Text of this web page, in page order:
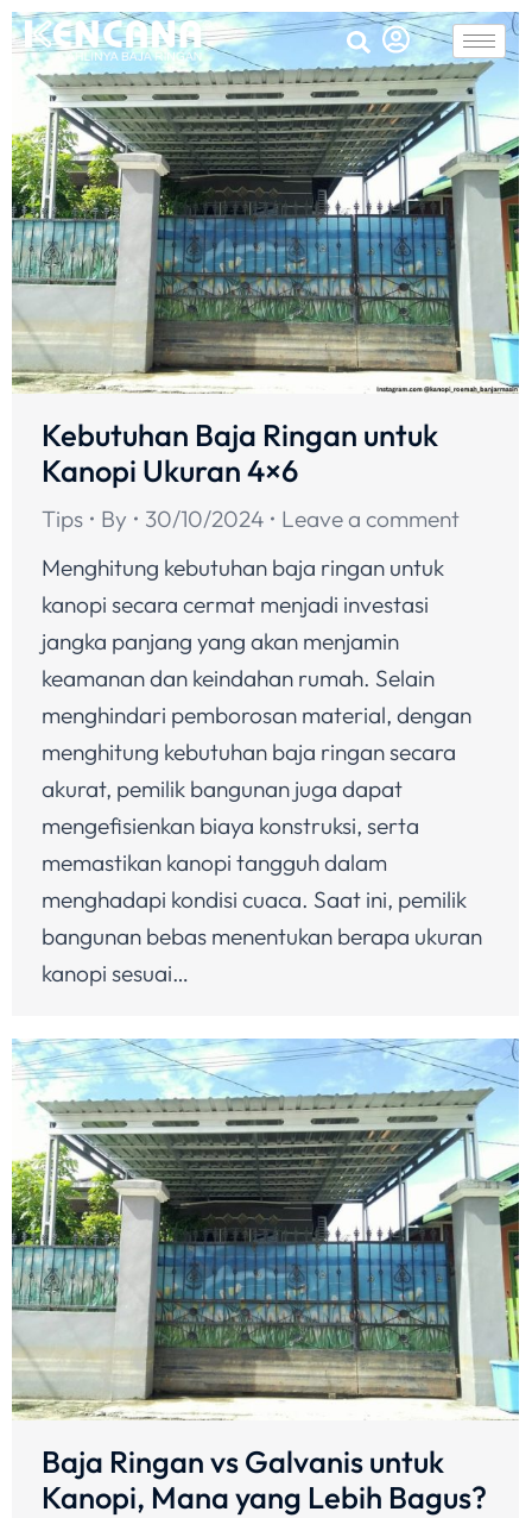
Kebutuhan Baja Ringan untuk
Kanopi Ukuran 4×6
Tips By 30/10/2024
Leave a comment
Menghitung kebutuhan baja ringan untuk
kanopi secara cermat menjadi investasi
jangka panjang yang akan menjamin
keamanan dan keindahan rumah. Selain
menghindari pemborosan material, dengan
menghitung kebutuhan baja ringan secara
akurat, pemilik bangunan juga dapat
mengefisienkan biaya konstruksi, serta
memastikan kanopi tangguh dalam
menghadapi kondisi cuaca. Saat ini, pemilik
bangunan bebas menentukan berapa ukuran
kanopi sesuai…
Baja Ringan vs Galvanis untuk
Kanopi, Mana yang Lebih Bagus?